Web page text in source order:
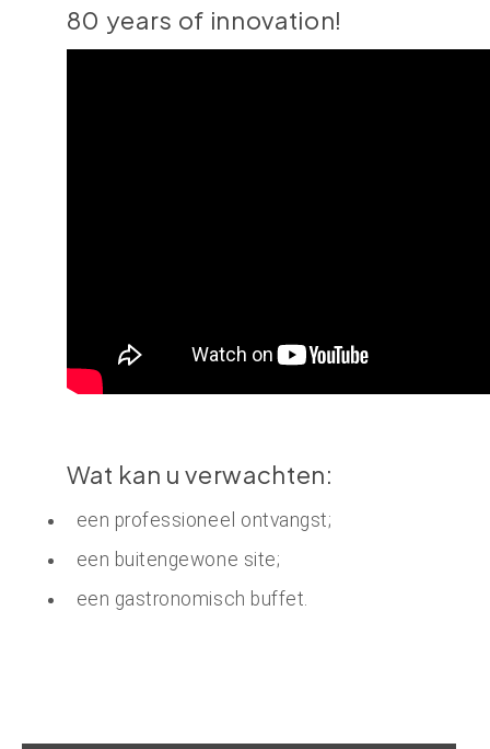
80 years of innovation!
Wat kan u verwachten:
een professioneel ontvangst;
een buitengewone site;
een gastronomisch buffet.